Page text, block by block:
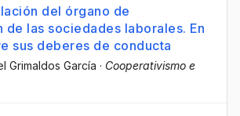
del órgano de
de las sociedades laborales. En
sus deberes de conducta
Grimaldos García · Cooperativismo e